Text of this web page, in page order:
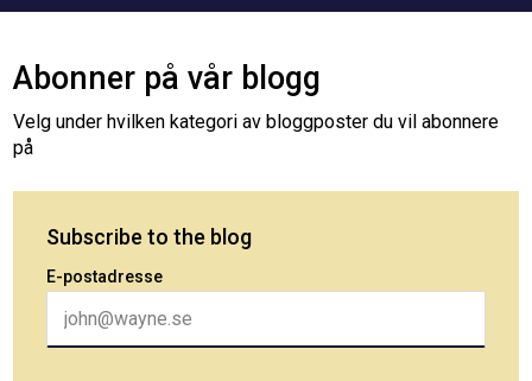
Abonner på vår blogg
Velg under hvilken kategori av bloggposter du vil abonnere
på
Subscribe to the blog
E-postadresse